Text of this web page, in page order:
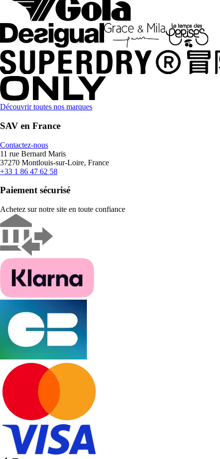
Découvrir toutes nos marques
SAV en France
Contactez-nous
11 rue Bernard Maris
37270 Montlouis-sur-Loire, France
+33 1 86 47 62 58
Paiement sécurisé
Achetez sur notre site en toute confiance